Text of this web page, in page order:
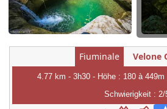
Fiuminale Velone
4.77 km - 3h30 - Höhe : 180 à
Schwierigkeit : 2/